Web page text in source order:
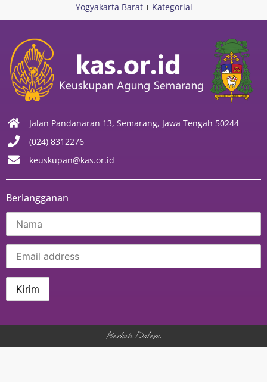
Yogyakarta Barat
Kategorial
Jalan Pandanaran 13, Semarang, Jawa Tengah 50244
(024) 8312276
keuskupan@kas.or.id
Berlangganan
Berkah Dalem